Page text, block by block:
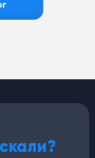
мощности.